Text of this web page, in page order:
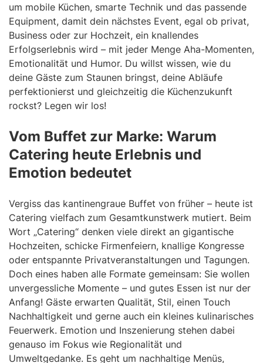
um mobile Küchen, smarte Technik und das passende
Equipment, damit dein nächstes Event, egal ob privat,
Business oder zur Hochzeit, ein knallendes
Erfolgserlebnis wird – mit jeder Menge Aha-Momenten,
Emotionalität und Humor. Du willst wissen, wie du
deine Gäste zum Staunen bringst, deine Abläufe
perfektionierst und gleichzeitig die Küchenzukunft
rockst? Legen wir los!
Vom Buffet zur Marke: Warum
Catering heute Erlebnis und
Emotion bedeutet
Vergiss das kantinengraue Buffet von früher – heute ist
Catering vielfach zum Gesamtkunstwerk mutiert. Beim
Wort „Catering“ denken viele direkt an gigantische
Hochzeiten, schicke Firmenfeiern, knallige Kongresse
oder entspannte Privatveranstaltungen und Tagungen.
Doch eines haben alle Formate gemeinsam: Sie wollen
unvergessliche Momente – und gutes Essen ist nur der
Anfang! Gäste erwarten Qualität, Stil, einen Touch
Nachhaltigkeit und gerne auch ein kleines kulinarisches
Feuerwerk. Emotion und Inszenierung stehen dabei
genauso im Fokus wie Regionalität und
Umweltgedanke. Es geht um nachhaltige Menüs,